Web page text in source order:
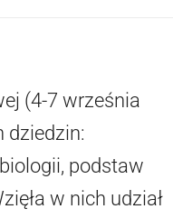
(4-7 września
dziedzin:
podstaw
w nich udział